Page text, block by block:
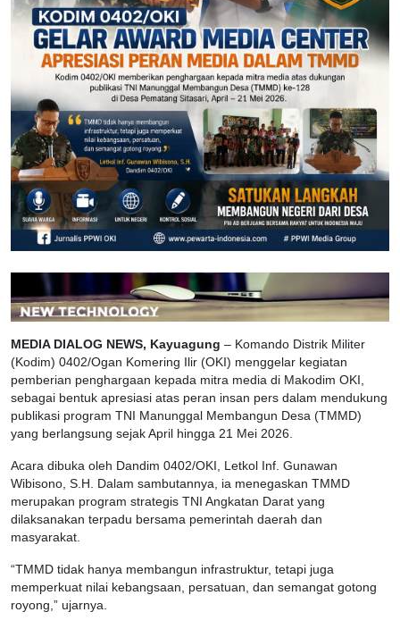
MEDIA DIALOG NEWS, Kayuagung – Komando Distrik Militer
(Kodim) 0402/Ogan Komering Ilir (OKI) menggelar kegiatan
pemberian penghargaan kepada mitra media di Makodim OKI,
sebagai bentuk apresiasi atas peran insan pers dalam mendukung
publikasi program TNI Manunggal Membangun Desa (TMMD)
yang berlangsung sejak April hingga 21 Mei 2026.
Acara dibuka oleh Dandim 0402/OKI, Letkol Inf. Gunawan
Wibisono, S.H. Dalam sambutannya, ia menegaskan TMMD
merupakan program strategis TNI Angkatan Darat yang
dilaksanakan terpadu bersama pemerintah daerah dan
masyarakat.
“TMMD tidak hanya membangun infrastruktur, tetapi juga
memperkuat nilai kebangsaan, persatuan, dan semangat gotong
royong,” ujarnya.